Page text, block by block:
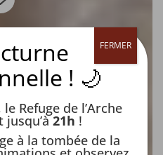
! 🌙
le Refuge de l’Arche
jusqu’à21h !
à la tombée de la
FERMER